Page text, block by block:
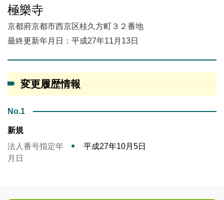
極樂寺
京都府京都市西京区桂久方町３２番地
最終更新年月日：平成27年11月13日
変更履歴情報
No.1
新規
法人番号指定年
月日
平成27年10月5日